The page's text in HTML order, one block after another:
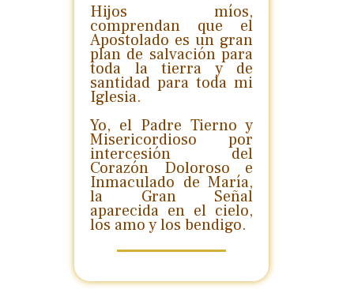
Hijos míos,
comprendan que el
Apostolado es un gran
plan de salvación para
toda la tierra y de
santidad para toda mi
Iglesia.
Yo, el Padre Tierno y
Misericordioso por
intercesión del
Corazón Doloroso e
Inmaculado de María,
la Gran Señal
aparecida en el cielo,
los amo y los bendigo.